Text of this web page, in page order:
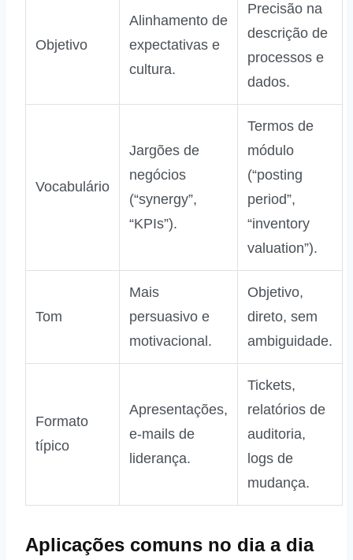
Objetivo
Alinhamento de
expectativas e
cultura.
Precisão na
descrição de
processos e
dados.
Vocabulário
Jargões de
negócios
(“synergy”,
“KPIs”).
Termos de
módulo
(“posting
period”,
“inventory
valuation”).
Tom
Mais
persuasivo e
motivacional.
Objetivo,
direto, sem
ambiguidade.
Formato
típico
Apresentações,
e‑mails de
liderança.
Tickets,
relatórios de
auditoria,
logs de
mudança.
Aplicações comuns no dia a dia